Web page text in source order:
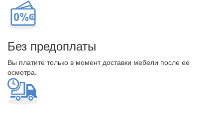
Без предоплаты
Вы платите только в момент доставки мебели после ее
осмотра.